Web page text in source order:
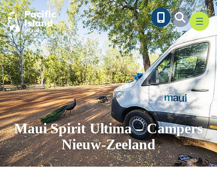
Ga
naar
de
inhoud
Maui Spirit Ultima – Campers
Nieuw-Zeeland